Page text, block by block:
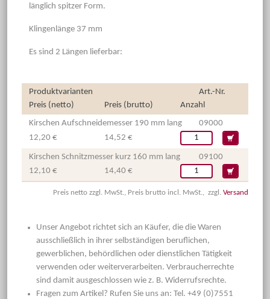
länglich spitzer Form.
Klingenlänge 37 mm
Es sind 2 Längen lieferbar:
Produktvarianten
Art.-Nr.
Preis (netto)
Preis (brutto) Anzahl
Kirschen Aufschneidemesser 190 mm lang
09000
12,20 €
14,52 €
Kirschen Schnitzmesser kurz 160 mm lang
09100
12,10 €
14,40 €
Preis netto zzgl. MwSt., Preis brutto incl. MwSt., zzgl. Versand
Unser Angebot richtet sich an Käufer, die die Waren
ausschließlich in ihrer selbständigen beruflichen,
gewerblichen, behördlichen oder dienstlichen Tätigkeit
verwenden oder weiterverarbeiten. Verbraucherrechte
sind damit ausgeschlossen wie z. B. Widerrufsrechte.
Fragen zum Artikel? Rufen Sie uns an: Tel. +49 (0)7551